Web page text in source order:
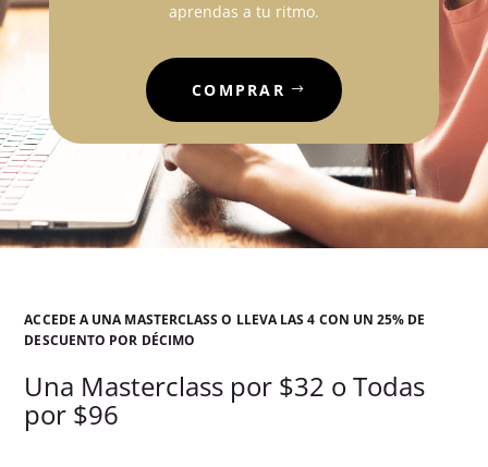
aprendas a tu ritmo.
COMPRAR
ACCEDE A UNA MASTERCLASS O LLEVA LAS 4 CON UN 25% DE
DESCUENTO POR DÉCIMO
Una Masterclass por $32 o Todas
por $96